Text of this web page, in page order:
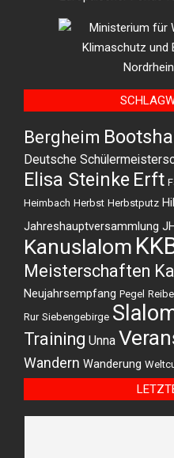
Bergheim
Deutsche
Elisa Steinke Erft
Heimbach Herbst Herbstputz
Jahreshauptversammlung
Kanuslalom
Meisterschaften
Neujahrsempfang Pegel
Rur Siebengebirge
Training Unna
Wandern Wanderung